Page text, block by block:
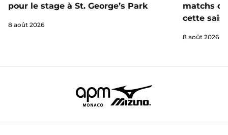
pour le stage à St. George’s Park
8 août 2026
matchs
cette
8 août 2026